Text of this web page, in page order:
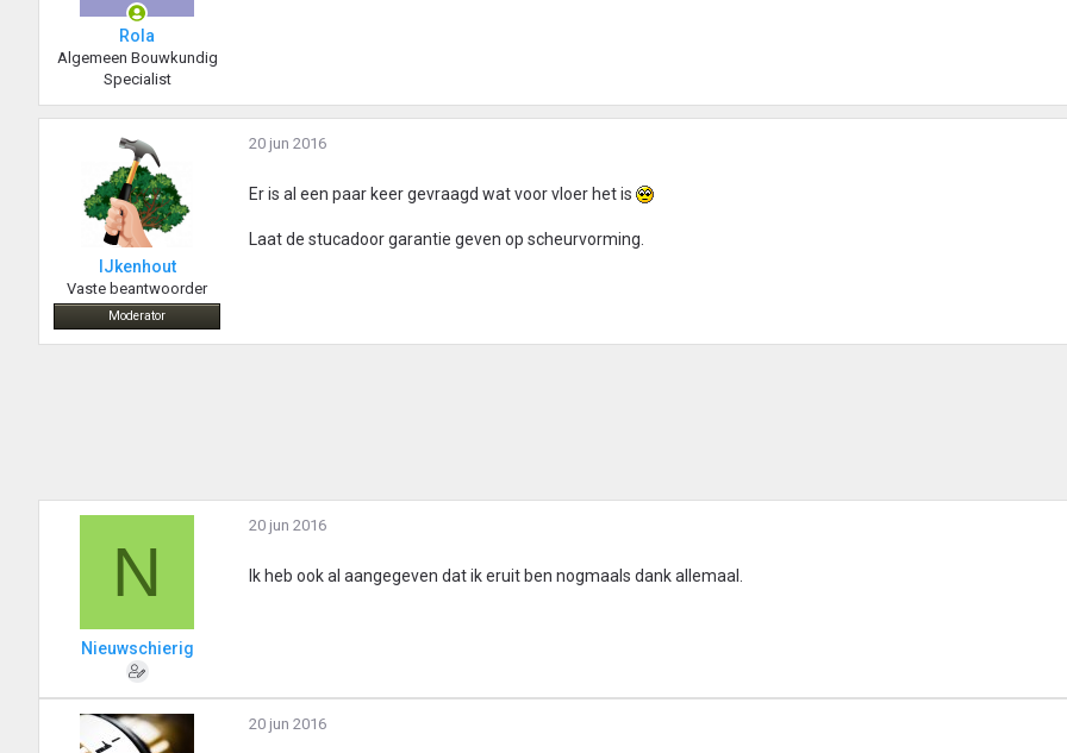
Rola
Algemeen Bouwkundig
Specialist
IJkenhout
Vaste beantwoorder
Moderator
20 jun 2016
Er is al een paar keer gevraagd wat voor vloer het is
Laat de stucadoor garantie geven op scheurvorming.
N
Nieuwschierig
20 jun 2016
Ik heb ook al aangegeven dat ik eruit ben nogmaals dank allemaal.
20 jun 2016